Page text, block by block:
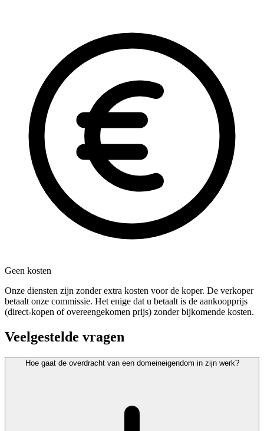
Geen kosten
Onze diensten zijn zonder extra kosten voor de koper. De verkoper
betaalt onze commissie. Het enige dat u betaalt is de aankoopprijs
(direct-kopen of overeengekomen prijs) zonder bijkomende kosten.
Veelgestelde vragen
Hoe gaat de overdracht van een domeineigendom in zijn werk?